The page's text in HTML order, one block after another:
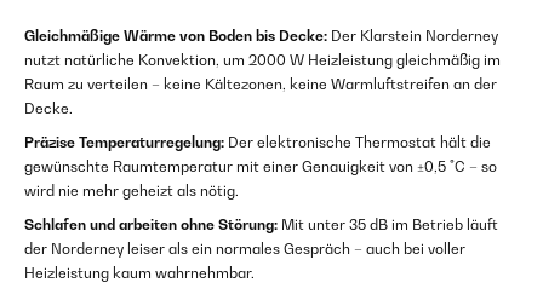
Gleichmäßige Wärme von Boden bis Decke: Der Klarstein Norderney
nutzt natürliche Konvektion, um 2000 W Heizleistung gleichmäßig im
Raum zu verteilen – keine Kältezonen, keine Warmluftstreifen an der
Decke.
Präzise Temperaturregelung: Der elektronische Thermostat hält die
gewünschte Raumtemperatur mit einer Genauigkeit von ±0,5 °C – so
wird nie mehr geheizt als nötig.
Schlafen und arbeiten ohne Störung: Mit unter 35 dB im Betrieb läuft
der Norderney leiser als ein normales Gespräch – auch bei voller
Heizleistung kaum wahrnehmbar.